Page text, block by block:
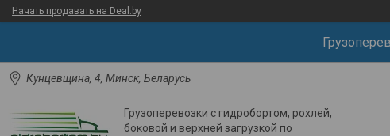
Начать продавать на Deal.by
Кунцевщина, 4, Минск, Беларусь
Грузоперевозки с гидробортом, рохлей,
боковой и верхней загрузкой по